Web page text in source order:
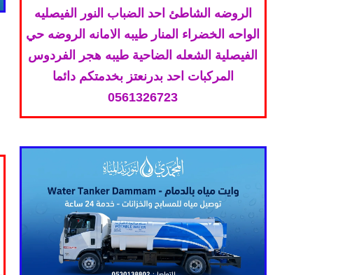
الروضه الشاطئ احد الضباب النور الفيصليه
الواحه الخضراء المنار طيبه الامانه الروضه حي
الفيصلية الشعله الضاحية طيبه هجر الفردوس
المركبات احد بدرنعتز بخدمتكم دائما
0561326723